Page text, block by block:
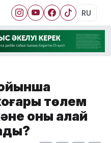
RU
төлем
оны қалай